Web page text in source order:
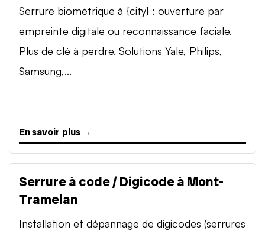
Serrure biométrique à {city} : ouverture par
empreinte digitale ou reconnaissance faciale.
Plus de clé à perdre. Solutions Yale, Philips,
Samsung,...
En savoir plus →
Serrure à code / Digicode à Mont-
Tramelan
Installation et dépannage de digicodes (serrures